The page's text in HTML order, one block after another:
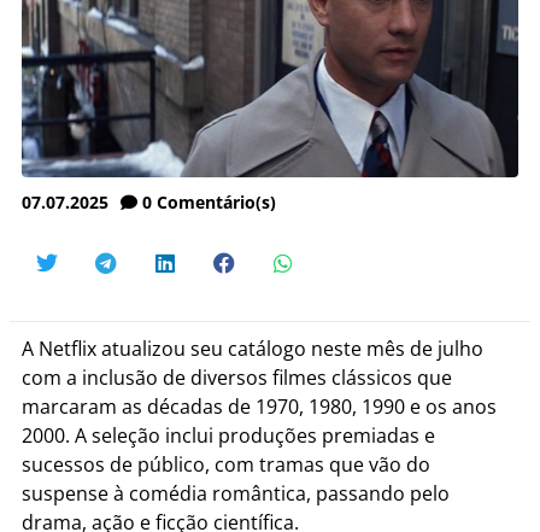
07.07.2025 0 Comentário(s)
A Netflix atualizou seu catálogo neste mês de julho
com a inclusão de diversos filmes clássicos que
marcaram as décadas de 1970, 1980, 1990 e os anos
2000. A seleção inclui produções premiadas e
sucessos de público, com tramas que vão do
suspense à comédia romântica, passando pelo
drama, ação e ficção científica.